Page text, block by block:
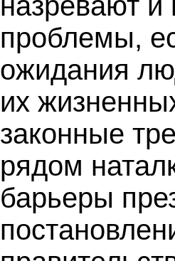
проблемы,
ожидания
их
законные
рядом
барьеры